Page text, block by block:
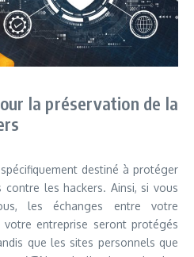
la préservation de la
destiné à protéger
les hackers. Ainsi, si vous
les échanges entre votre
entreprise seront protégés
que les sites personnels que